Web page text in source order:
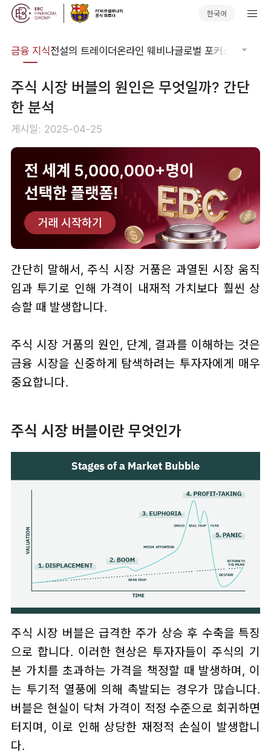
한국어
금융 지식전설의 트레이더온라인 웨비나글로벌 포커스 기술적
주식 시장 버블의 원인은 무엇일까? 간단
한 분석
게시일: 2025-04-25
간단히 말해서, 주식 시장 거품은 과열된 시장 움직
임과 투기로 인해 가격이 내재적 가치보다 훨씬 상
승할 때 발생합니다.
주식 시장 거품의 원인, 단계, 결과를 이해하는 것은
금융 시장을 신중하게 탐색하려는 투자자에게 매우
중요합니다.
주식 시장 버블이란 무엇인가
주식 시장 버블은 급격한 주가 상승 후 수축을 특징
으로 합니다. 이러한 현상은 투자자들이 주식의 기
본 가치를 초과하는 가격을 책정할 때 발생하며, 이
는 투기적 열풍에 의해 촉발되는 경우가 많습니다.
버블은 현실이 닥쳐 가격이 적정 수준으로 회귀하면
터지며, 이로 인해 상당한 재정적 손실이 발생합니
다.